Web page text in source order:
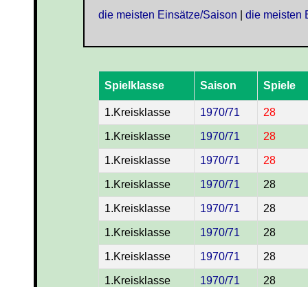
die meisten Einsätze/Saison
die meisten
Spielklasse Saison Spiele
1.Kreisklasse 1970/71 28
1.Kreisklasse 1970/71 28
1.Kreisklasse 1970/71 28
1.Kreisklasse 1970/71 28
1.Kreisklasse 1970/71 28
1.Kreisklasse 1970/71 28
1.Kreisklasse 1970/71 28
1.Kreisklasse 1970/71 28